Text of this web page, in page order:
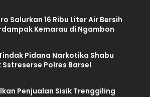
Salurkan 16 Ribu Liter Air Bersih
Kemarau di Ngambon
Pidana Narkotika Shabu
Polres Barsel
Penjualan Sisik Trenggiling